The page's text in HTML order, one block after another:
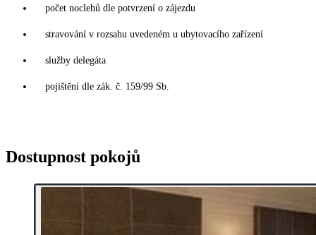
počet noclehů dle potvrzení o zájezdu
stravování v rozsahu uvedeném u ubytovacího zařízení
služby delegáta
pojištění dle zák. č. 159/99 Sb.
Dostupnost pokojů